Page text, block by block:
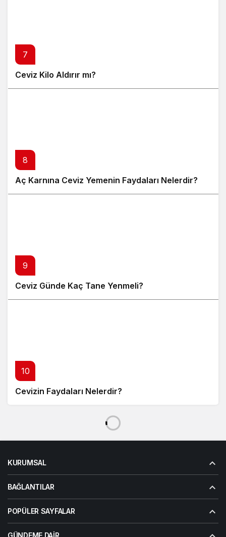
7
Ceviz Kilo Aldırır mı?
8
Aç Karnına Ceviz Yemenin Faydaları Nelerdir?
9
Ceviz Günde Kaç Tane Yenmeli?
10
Cevizin Faydaları Nelerdir?
KURUMSAL
BAĞLANTILAR
POPÜLER SAYFALAR